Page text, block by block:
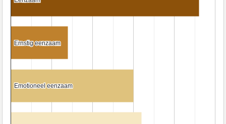
Ernstig eenzaam
Ernstig eenzaam
Emotioneel eenzaam
Emotioneel eenzaam